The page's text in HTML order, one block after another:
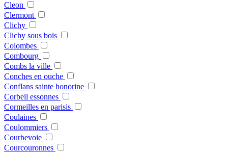
Cleon
Clermont
Clichy
Clichy sous bois
Colombes
Combourg
Combs la ville
Conches en ouche
Conflans sainte honorine
Corbeil essonnes
Cormeilles en parisis
Coulaines
Coulommiers
Courbevoie
Courcouronnes